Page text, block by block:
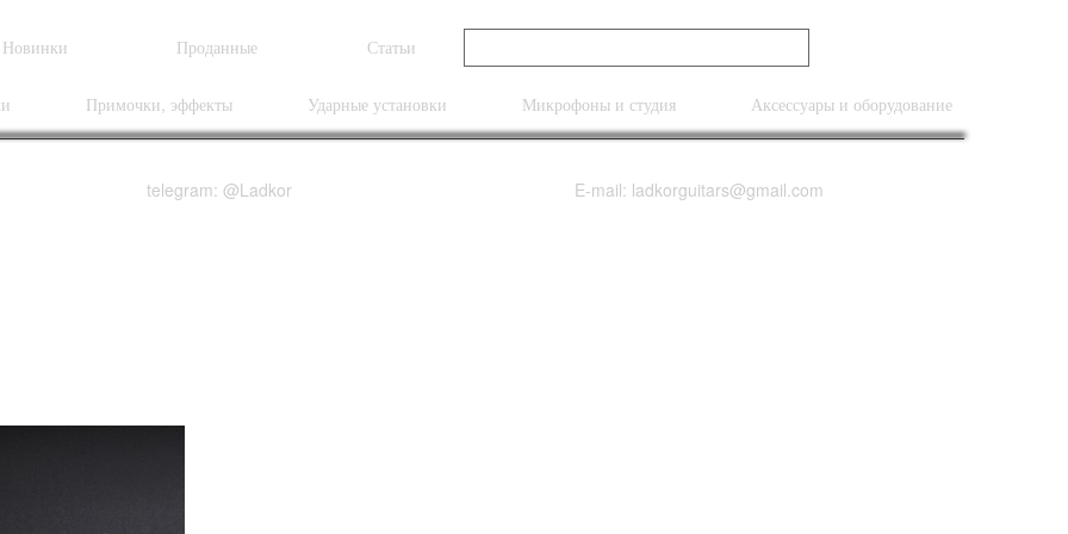
Новинки Проданные Статьи
Примочки, эффекты Ударные установки Микрофоны и студия Аксессуары и оборудование
telegram: @Ladkor E-mail: ladkorguitars@gmail.com